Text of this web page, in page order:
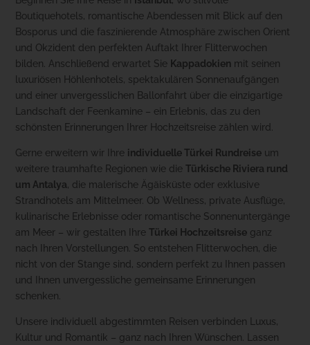
Boutiquehotels, romantische Abendessen mit Blick auf den
Bosporus und die faszinierende Atmosphäre zwischen Orient
und Okzident den perfekten Auftakt Ihrer Flitterwochen
bilden. Anschließend erwartet Sie Kappadokien mit seinen
luxuriösen Höhlenhotels, spektakulären Sonnenaufgängen
und einer unvergesslichen Ballonfahrt über die einzigartige
Landschaft der Feenkamine – ein Erlebnis, das zu den
schönsten Erinnerungen Ihrer Hochzeitsreise zählen wird.
Gerne erweitern wir Ihre individuelle Türkei Rundreise um
weitere traumhafte Regionen wie dieTürkische Riviera rund
um Antalya, die malerische Ägäisküste oder exklusive
Strandhotels am Mittelmeer. Ob Wellness, private Ausflüge,
kulinarische Erlebnisse oder romantische Sonnenuntergänge
am Meer – wir gestalten IhreTürkei Hochzeitsreise ganz
nach Ihren Vorstellungen. So entstehen Flitterwochen, die
nicht von der Stange sind, sondern perfekt zu Ihnen passen
und Ihnen unvergessliche gemeinsame Erinnerungen
schenken.
Unsere individuell abgestimmten Reisen verbinden Luxus,
Kultur und Romantik – ganz nach Ihren Wünschen. Lassen